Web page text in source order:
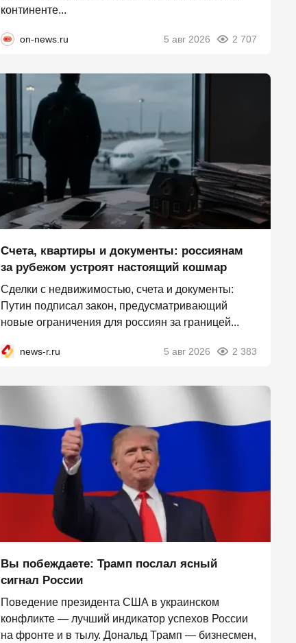
континенте...
on-news.ru 5 авг 2026 2 707
Счета, квартиры и документы: россиянам
за рубежом устроят настоящий кошмар
Сделки с недвижимостью, счета и документы:
Путин подписал закон, предусматривающий
новые ограничения для россиян за границей...
news-r.ru 5 авг 2026 2 383
Вы побеждаете: Трамп послал ясный
сигнал России
Поведение президента США в украинском
конфликте — лучший индикатор успехов России
на фронте и в тылу. Дональд Трамп — бизнесмен,